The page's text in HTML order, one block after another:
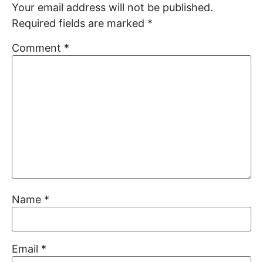
Your email address will not be published.
Required fields are marked *
Comment *
Name *
Email *